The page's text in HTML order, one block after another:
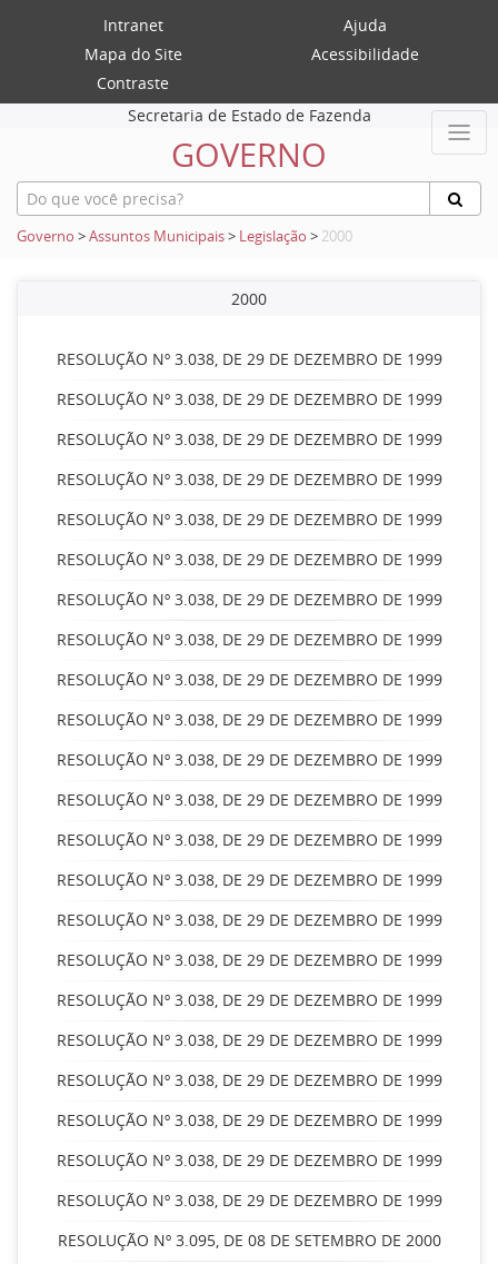
Intranet
Ajuda
Mapa do Site
Acessibilidade
Contraste
Secretaria de Estado de Fazenda
GOVERNO
Governo >Assuntos Municipais> Legislação > 2000
2000
RESOLUÇÃO Nº 3.038, DE 29 DE DEZEMBRO DE 1999
RESOLUÇÃO Nº 3.038, DE 29 DE DEZEMBRO DE 1999
RESOLUÇÃO Nº 3.038, DE 29 DE DEZEMBRO DE 1999
RESOLUÇÃO Nº 3.038, DE 29 DE DEZEMBRO DE 1999
RESOLUÇÃO Nº 3.038, DE 29 DE DEZEMBRO DE 1999
RESOLUÇÃO Nº 3.038, DE 29 DE DEZEMBRO DE 1999
RESOLUÇÃO Nº 3.038, DE 29 DE DEZEMBRO DE 1999
RESOLUÇÃO Nº 3.038, DE 29 DE DEZEMBRO DE 1999
RESOLUÇÃO Nº 3.038, DE 29 DE DEZEMBRO DE 1999
RESOLUÇÃO Nº 3.038, DE 29 DE DEZEMBRO DE 1999
RESOLUÇÃO Nº 3.038, DE 29 DE DEZEMBRO DE 1999
RESOLUÇÃO Nº 3.038, DE 29 DE DEZEMBRO DE 1999
RESOLUÇÃO Nº 3.038, DE 29 DE DEZEMBRO DE 1999
RESOLUÇÃO Nº 3.038, DE 29 DE DEZEMBRO DE 1999
RESOLUÇÃO Nº 3.038, DE 29 DE DEZEMBRO DE 1999
RESOLUÇÃO Nº 3.038, DE 29 DE DEZEMBRO DE 1999
RESOLUÇÃO Nº 3.038, DE 29 DE DEZEMBRO DE 1999
RESOLUÇÃO Nº 3.038, DE 29 DE DEZEMBRO DE 1999
RESOLUÇÃO Nº 3.038, DE 29 DE DEZEMBRO DE 1999
RESOLUÇÃO Nº 3.038, DE 29 DE DEZEMBRO DE 1999
RESOLUÇÃO Nº 3.038, DE 29 DE DEZEMBRO DE 1999
RESOLUÇÃO Nº 3.038, DE 29 DE DEZEMBRO DE 1999
RESOLUÇÃO Nº 3.095, DE 08 DE SETEMBRO DE 2000